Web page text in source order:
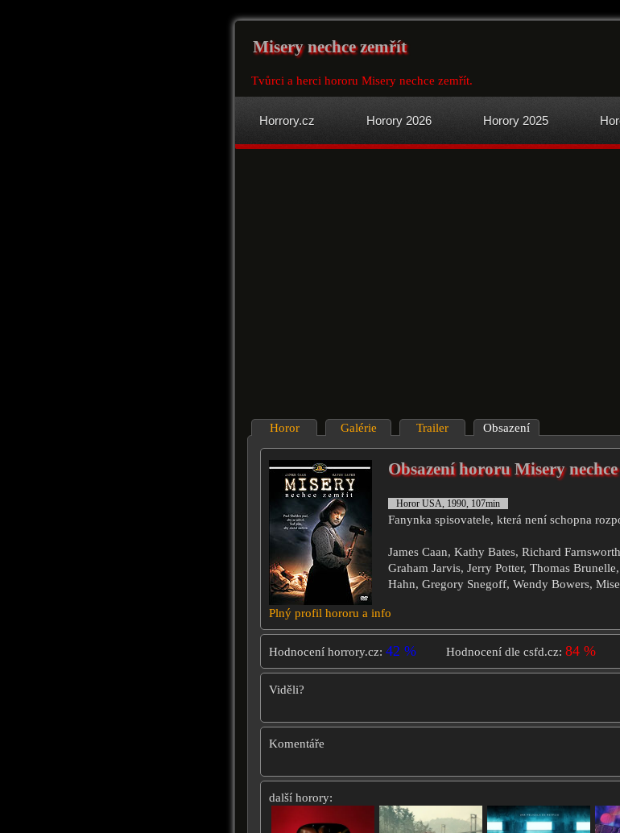
Misery nechce zemřít
Tvůrci a herci hororu Misery nechce zemřít.
Horrory.cz Horory 2026 Horory 2025
Horor Galérie Trailer Obsazení
Obsazení hororu Misery
Horor USA, 1990, 107min
Fanynka spisovatele, která není schopna
James Caan, Kathy Bates, Richard
Graham Jarvis, Jerry Potter, Thomas
Hahn, Gregory Snegoff, Wendy Bowers,
Plný profil hororu a info
Hodnocení horrory.cz: 42 % Hodnocení dle csfd.cz: 84 %
Viděli?
Komentáře
další horory: